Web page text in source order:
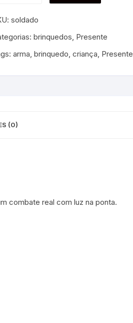
soldado
brinquedos, Presente
arma, brinquedo, criança, Presente
(0)
combate real com luz na ponta.